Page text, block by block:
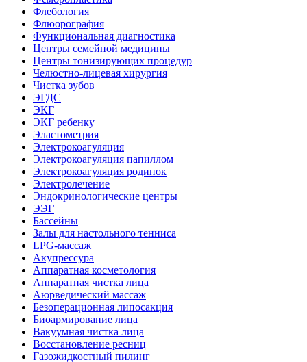
Флебология
Флюорография
Функциональная диагностика
Центры семейной медицины
Центры тонизирующих процедур
Челюстно-лицевая хирургия
Чистка зубов
ЭГДС
ЭКГ
ЭКГ ребенку
Эластометрия
Электрокоагуляция
Электрокоагуляция папиллом
Электрокоагуляция родинок
Электролечение
Эндокринологические центры
ЭЭГ
Бассейны
Залы для настольного тенниса
LPG-массаж
Акупрессура
Аппаратная косметология
Аппаратная чистка лица
Аюрведический массаж
Безоперационная липосакция
Биоармирование лица
Вакуумная чистка лица
Восстановление ресниц
Газожидкостный пилинг